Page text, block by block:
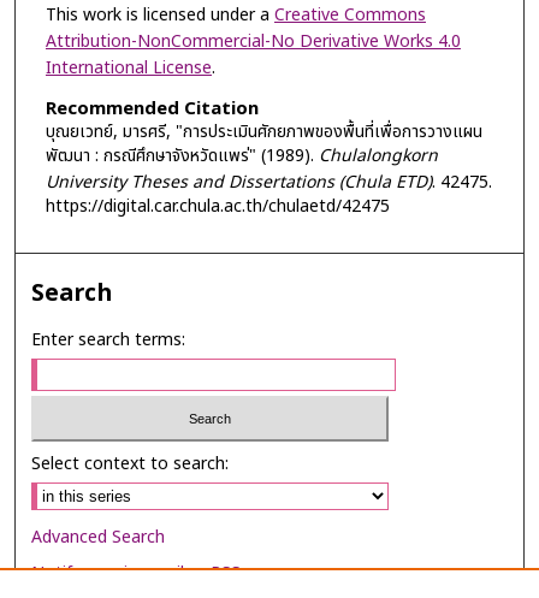
This work is licensed under a Creative Commons
Attribution-NonCommercial-No Derivative Works 4.0
International License.
Recommended Citation
บุณยเวทย์, มารศรี, "การประเมินศักยภาพของพื้นที่เพื่อการวางแผน
พัฒนา : กรณีศึกษาจังหวัดแพร่" (1989). Chulalongkorn
University Theses and Dissertations (Chula ETD). 42475.
https://digital.car.chula.ac.th/chulaetd/42475
Search
Enter search terms:
Select context to search:
Advanced Search
Notify me via email orRSS